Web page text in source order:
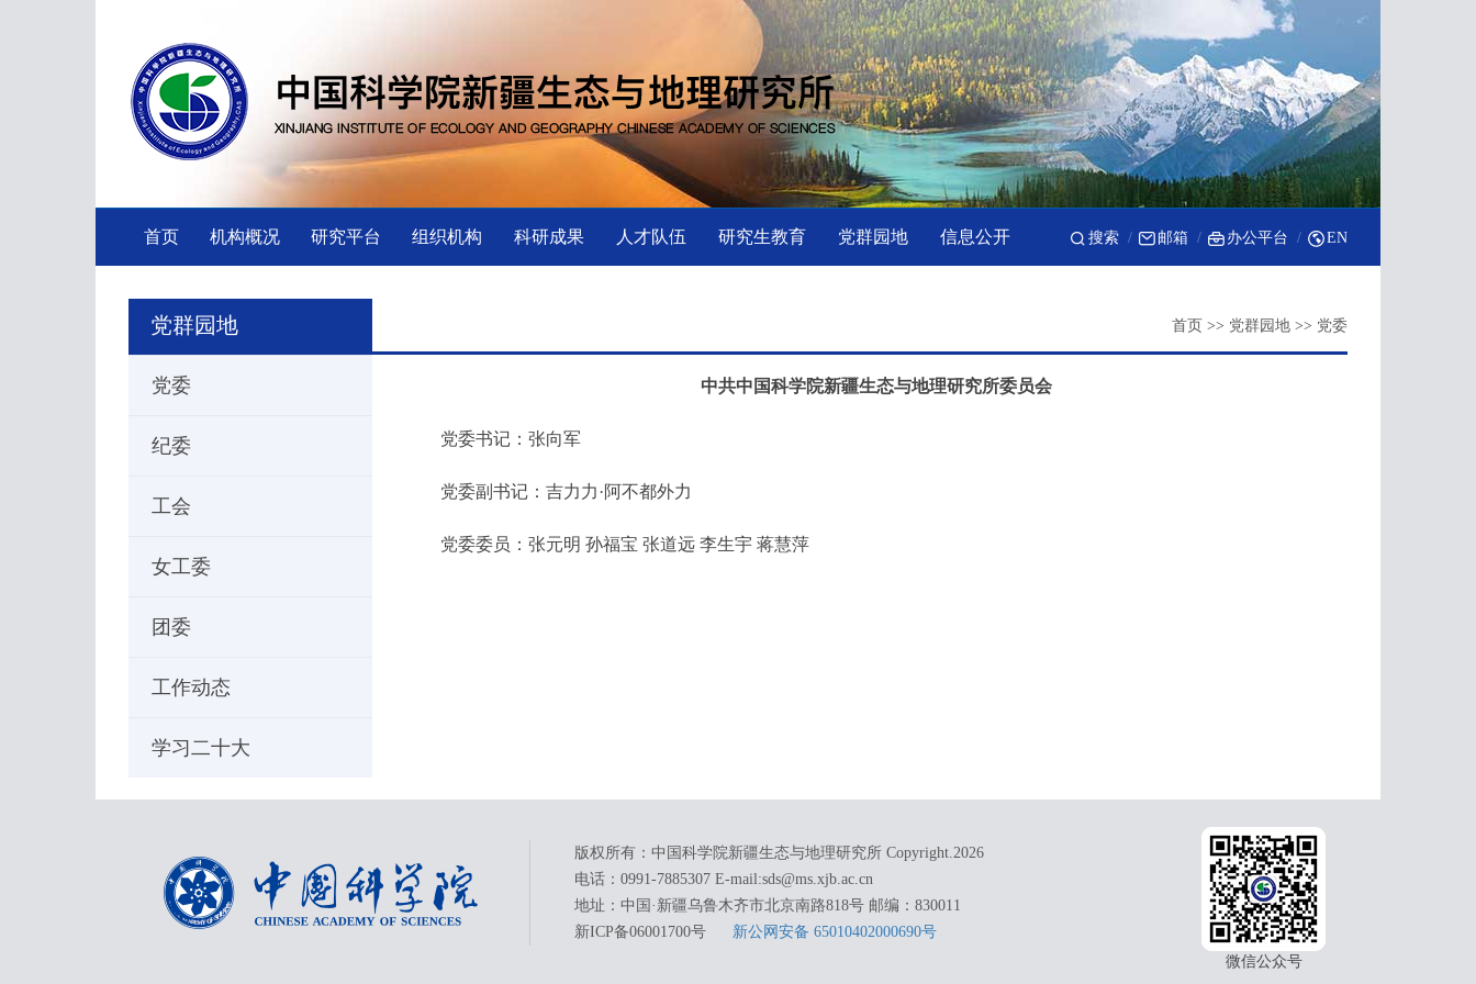
首页 机构概况 研究平台 组织机构 科研成果 人才队伍 研究生教育 党群园地 信息公开 搜索 邮箱 办公平台 EN
党群园地 首页 >> 党群园地 >> 党委
党委
纪委
工会
女工委
团委
工作动态
学习二十大
中共中国科学院新疆生态与地理研究所委员会
党委书记：张向军
党委副书记：吉力力·阿不都外力
党委委员：张元明 孙福宝 张道远 李生宇 蒋慧萍
版权所有：中国科学院新疆生态与地理研究所 Copyright.2026
电话：0991-7885307 E-mail:sds@ms.xjb.ac.cn
地址：中国·新疆乌鲁木齐市北京南路818号 邮编：830011
新ICP备06001700号 新公网安备 65010402000690号
微信公众号